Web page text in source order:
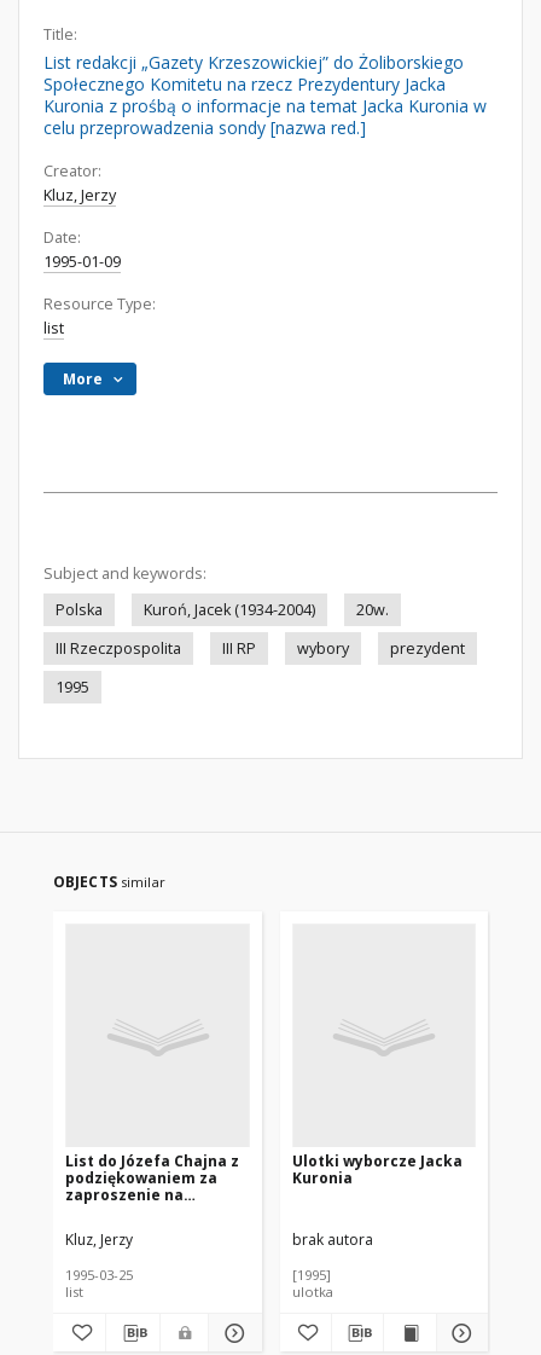
Title:
List redakcji „Gazety Krzeszowickiej” do Żoliborskiego
Społecznego Komitetu na rzecz Prezydentury Jacka
Kuronia z prośbą o informacje na temat Jacka Kuronia w
celu przeprowadzenia sondy [nazwa red.]
Creator:
Kluz, Jerzy
Date:
1995-01-09
Resource Type:
list
More
Subject and keywords:
Polska
Kuroń, Jacek (1934-2004)
20w.
III Rzeczpospolita
III RP wybory
prezydent
1995
OBJECTS similar
List do Józefa Chajna z
podziękowaniem za
zaproszenie na
Kuroniem w Łodzi
[nazwa red.]
Kluz, Jerzy
1995-03-25
list
Ulotki wyborcze Jacka
Kuronia
brak autora
[1995]
ulotka